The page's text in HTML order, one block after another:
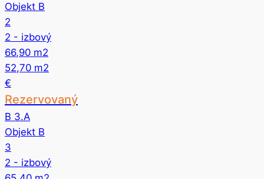
Objekt B
2
2 - izbový
66,90 m2
52,70 m2
€
Rezervovaný
B 3.A
Objekt B
3
2 - izbový